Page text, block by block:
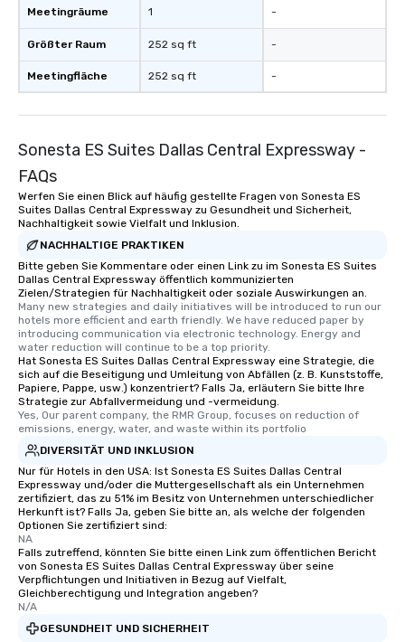
Meetingräume
Größter Raum
Meetingfläche
1
252 sq ft
252 sq ft
-
-
-
Sonesta ES Suites Dallas Central Expressway -
FAQs
Werfen Sie einen Blick auf häufig gestellte Fragen von Sonesta ES
Suites Dallas Central Expressway zu Gesundheit und Sicherheit,
Nachhaltigkeit sowie Vielfalt und Inklusion.
NACHHALTIGE PRAKTIKEN
Bitte geben Sie Kommentare oder einen Link zu im Sonesta ES Suites
Dallas Central Expressway öffentlich kommunizierten
Zielen/Strategien für Nachhaltigkeit oder soziale Auswirkungen an.
Many new strategies and daily initiatives will be introduced to run our
hotels more efficient and earth friendly. We have reduced paper by
introducing communication via electronic technology. Energy and
water reduction will continue to be a top priority.
Hat Sonesta ES Suites Dallas Central Expressway eine Strategie, die
sich auf die Beseitigung und Umleitung von Abfällen (z. B. Kunststoffe,
Papiere, Pappe, usw.) konzentriert? Falls Ja, erläutern Sie bitte Ihre
Strategie zur Abfallvermeidung und -vermeidung.
Yes, Our parent company, the RMR Group, focuses on reduction of
emissions, energy, water, and waste within its portfolio
DIVERSITÄT UND INKLUSION
Nur für Hotels in den USA: Ist Sonesta ES Suites Dallas Central
Expressway und/oder die Muttergesellschaft als ein Unternehmen
zertifiziert, das zu 51% im Besitz von Unternehmen unterschiedlicher
Herkunft ist? Falls Ja, geben Sie bitte an, als welche der folgenden
Optionen Sie zertifiziert sind:
NA
Falls zutreffend, könnten Sie bitte einen Link zum öffentlichen Bericht
von Sonesta ES Suites Dallas Central Expressway über seine
Verpflichtungen und Initiativen in Bezug auf Vielfalt,
Gleichberechtigung und Integration angeben?
N/A
GESUNDHEIT UND SICHERHEIT